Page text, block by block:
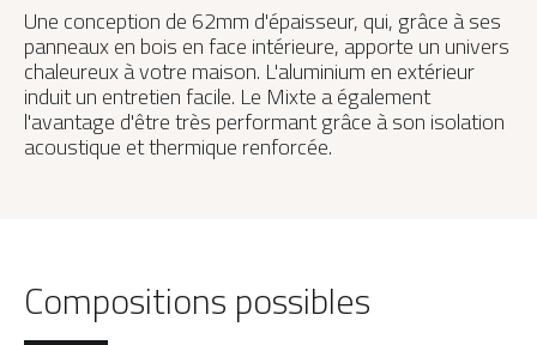
Une conception de 62mm d'épaisseur, qui, grâce à ses
panneaux en bois en face intérieure, apporte un univers
chaleureux à votre maison. L'aluminium en extérieur
induit un entretien facile. Le Mixte a également
l'avantage d'être très performant grâce à son isolation
acoustique et thermique renforcée.
Compositions possibles